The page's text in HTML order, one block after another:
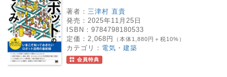
著者： 三津村 直貴
発売： 2025年11月25日
ISBN： 9784798180533
定価： 2,068円 （本体1,880円＋税10%）
カテゴリ： 電気・建築
会員特典